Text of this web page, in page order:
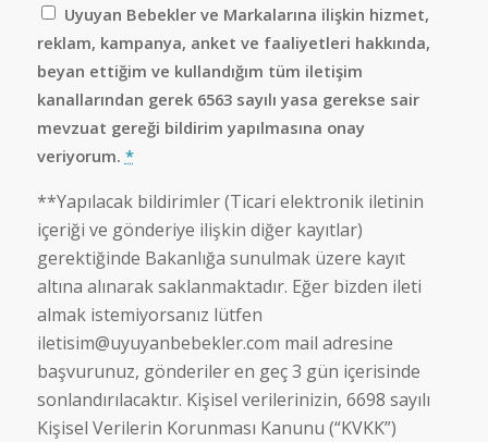
Uyuyan Bebekler ve Markalarına ilişkin hizmet,
reklam, kampanya, anket ve faaliyetleri hakkında,
beyan ettiğim ve kullandığım tüm iletişim
kanallarından gerek 6563 sayılı yasa gerekse sair
mevzuat gereği bildirim yapılmasına onay
veriyorum. *
**Yapılacak bildirimler (Ticari elektronik iletinin
içeriği ve gönderiye ilişkin diğer kayıtlar)
gerektiğinde Bakanlığa sunulmak üzere kayıt
altına alınarak saklanmaktadır. Eğer bizden ileti
almak istemiyorsanız lütfen
iletisim@uyuyanbebekler.com mail adresine
başvurunuz, gönderiler en geç 3 gün içerisinde
sonlandırılacaktır. Kişisel verilerinizin, 6698 sayılı
Kişisel Verilerin Korunması Kanunu (“KVKK”)